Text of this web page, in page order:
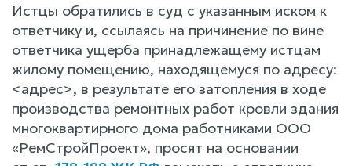
Истцы обратились в суд с указанным иском к
ответчику и, ссылаясь на причинение по вине
ответчика ущерба принадлежащему истцам
жилому помещению, находящемуся по адресу:
<адрес>, в результате его затопления в ходе
производства ремонтных работ кровли здания
многоквартирного дома работниками ООО
«РемСтройПроект», просят на основании